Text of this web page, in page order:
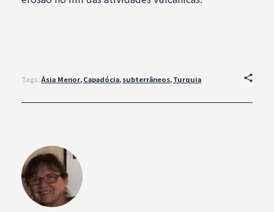
Tags:Ásia Menor,Capadócia,subterrâneos,Turquia